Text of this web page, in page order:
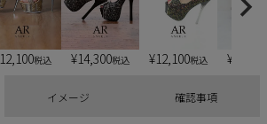
12,100税込 ¥14,300税込 ¥12,100税込 ¥
イメージ 確認事項